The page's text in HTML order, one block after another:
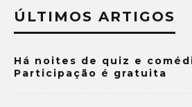
ÚLTIMOS ARTIGOS
Há noites de quiz e
Participação é gratuita